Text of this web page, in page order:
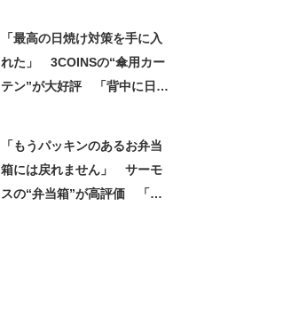
「最高の日焼け対策を手に入
れた」 3COINSの“傘用カー
テン”が大好評 「背中に日差
「もうパッキンのあるお弁当
箱には戻れません」 サーモ
スの“弁当箱”が高評価 「想